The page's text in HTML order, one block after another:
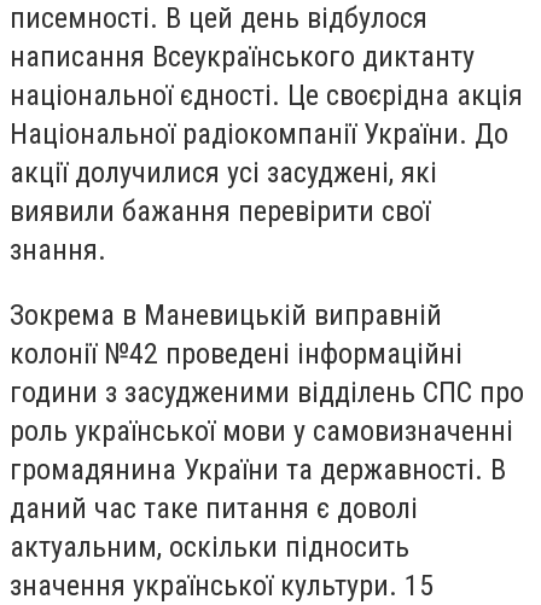
писемності. В цей день відбулося
написання Всеукраїнського диктанту
національної єдності. Це своєрідна акція
Національної радіокомпанії України. До
акції долучилися усі засуджені, які
виявили бажання перевірити свої
знання.
Зокрема в Маневицькій виправній
колонії №42 проведені інформаційні
години з засудженими відділень СПС про
роль української мови у самовизначенні
громадянина України та державності. В
даний час таке питання є доволі
актуальним, оскільки підносить
значення української культури. 15